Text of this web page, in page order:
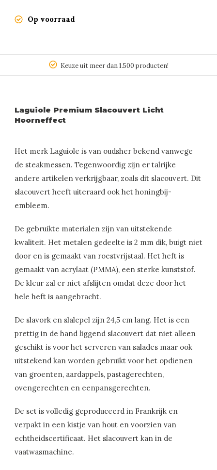
Op voorraad
Keuze uit meer dan 1.500 producten!
Laguiole Premium Slacouvert Licht
Hoorneffect
Het merk Laguiole is van oudsher bekend vanwege
de steakmessen. Tegenwoordig zijn er talrijke
andere artikelen verkrijgbaar, zoals dit slacouvert. Dit
slacouvert heeft uiteraard ook het honingbij-
embleem.
De gebruikte materialen zijn van uitstekende
kwaliteit. Het metalen gedeelte is 2 mm dik, buigt niet
door en is gemaakt van roestvrijstaal. Het heft is
gemaakt van acrylaat (PMMA), een sterke kunststof.
De kleur zal er niet afslijten omdat deze door het
hele heft is aangebracht.
De slavork en slalepel zijn 24,5 cm lang. Het is een
prettig in de hand liggend slacouvert dat niet alleen
geschikt is voor het serveren van salades maar ook
uitstekend kan worden gebruikt voor het opdienen
van groenten, aardappels, pastagerechten,
ovengerechten en eenpansgerechten.
De set is volledig geproduceerd in Frankrijk en
verpakt in een kistje van hout en voorzien van
echtheidscertificaat. Het slacouvert kan in de
vaatwasmachine.